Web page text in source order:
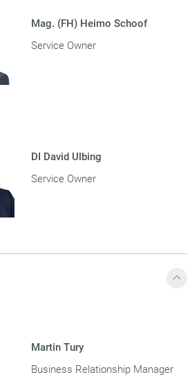
Mag. (FH) Heimo Schoof
Service Owner
DI David Ulbing
Service Owner
Martin Tury
Business Relationship Manager